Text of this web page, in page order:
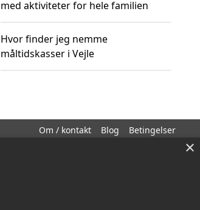
med aktiviteter for hele familien
Hvor finder jeg nemme
måltidskasser i Vejle
Om / kontakt Blog Betingelser
×